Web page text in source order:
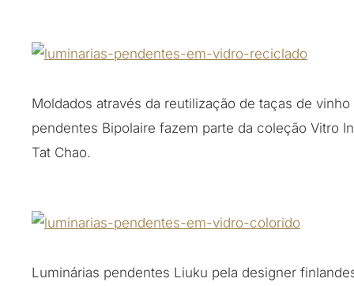
Moldados através da reutilização de taças de
pendentes Bipolaire fazem parte da coleção Vitro
Tat Chao.
Luminárias pendentes Liuku pela designer